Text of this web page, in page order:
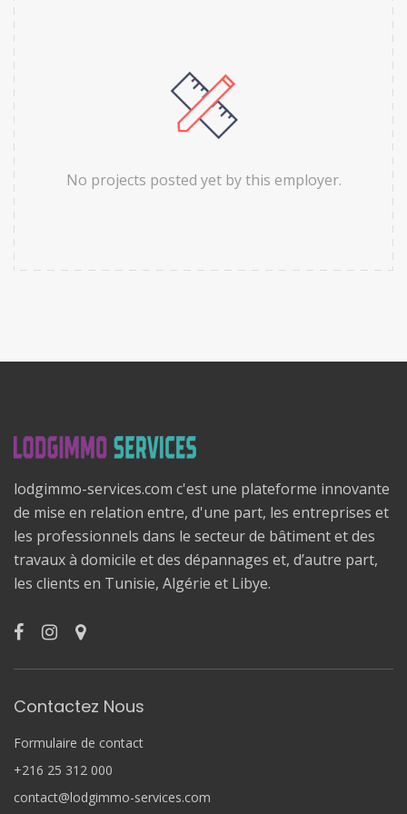
No projects posted yet by this employer.
lodgimmo-services.com c'est une plateforme innovante
de mise en relation entre, d'une part, les entreprises et
les professionnels dans le secteur de bâtiment et des
travaux à domicile et des dépannages et, d’autre part,
les clients en Tunisie, Algérie et Libye.
Contactez Nous
Formulaire de contact
+216 25 312 000
contact@lodgimmo-services.com